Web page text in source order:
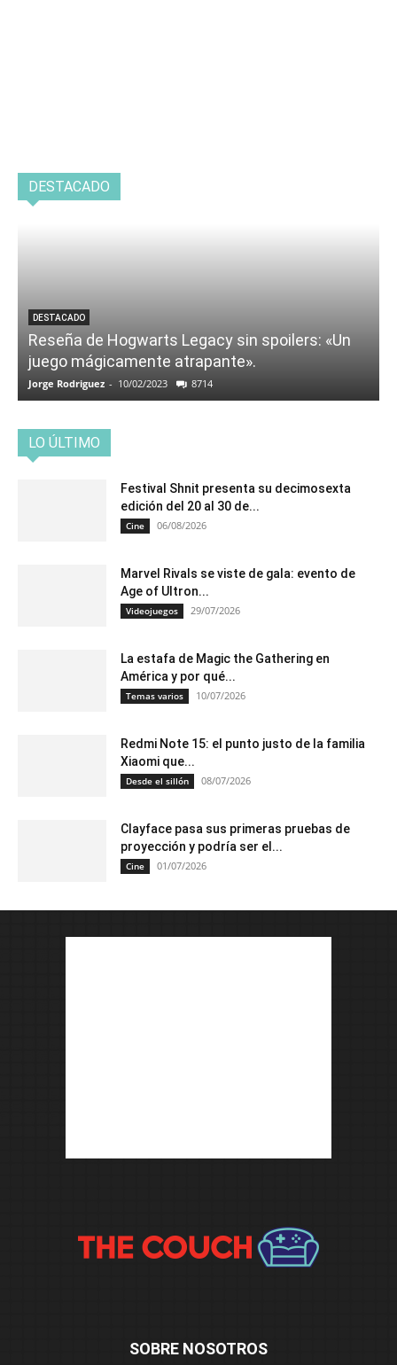
DESTACADO
DESTACADO
Reseña de Hogwarts Legacy sin spoilers: «Un
juego mágicamente atrapante».
Jorge Rodriguez - 10/02/2023 8714
LO ÚLTIMO
Festival Shnit presenta su decimosexta
edición del 20 al 30 de...
Cine 06/08/2026
Marvel Rivals se viste de gala: evento de
Age of Ultron...
Videojuegos 29/07/2026
La estafa de Magic the Gathering en
América y por qué...
Temas varios 10/07/2026
Redmi Note 15: el punto justo de la familia
Xiaomi que...
Desde el sillón 08/07/2026
Clayface pasa sus primeras pruebas de
proyección y podría ser el...
Cine 01/07/2026
SOBRE NOSOTROS